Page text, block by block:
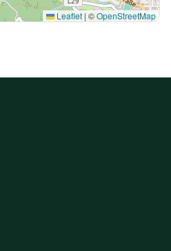
Leaflet | ©OpenStreetMap